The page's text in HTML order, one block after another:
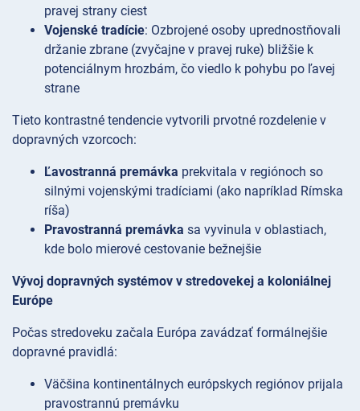
pravej strany ciest
Vojenské tradície: Ozbrojené osoby uprednostňovali
držanie zbrane (zvyčajne v pravej ruke) bližšie k
potenciálnym hrozbám, čo viedlo k pohybu po ľavej
strane
Tieto kontrastné tendencie vytvorili prvotné rozdelenie v
dopravných vzorcoch:
Ľavostranná premávka prekvitala v regiónoch so
silnými vojenskými tradíciami (ako napríklad Rímska
ríša)
Pravostranná premávka sa vyvinula v oblastiach,
kde bolo mierové cestovanie bežnejšie
Vývoj dopravných systémov v stredovekej a koloniálnej
Európe
Počas stredoveku začala Európa zavádzať formálnejšie
dopravné pravidlá:
Väčšina kontinentálnych európskych regiónov prijala
pravostrannú premávku